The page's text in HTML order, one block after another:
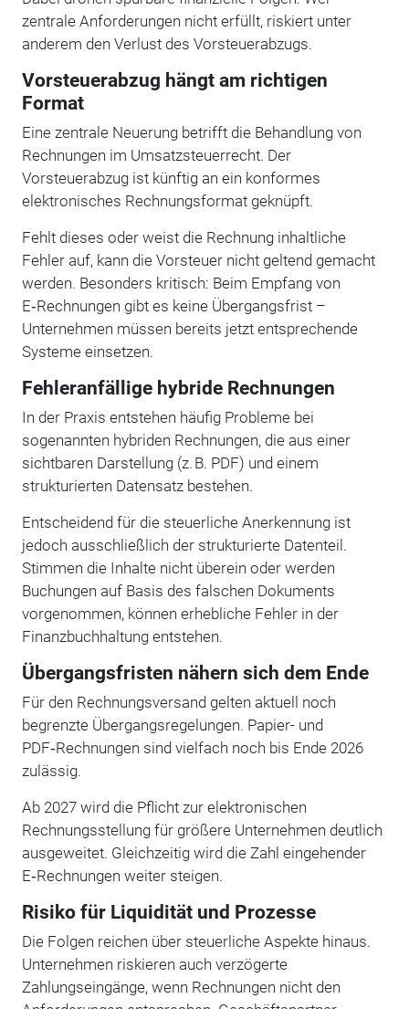
zentrale Anforderungen nicht erfüllt, riskiert unter
anderem den Verlust des Vorsteuerabzugs.
Vorsteuerabzug hängt am richtigen
Format
Eine zentrale Neuerung betrifft die Behandlung von
Rechnungen im Umsatzsteuerrecht. Der
Vorsteuerabzug ist künftig an ein konformes
elektronisches Rechnungsformat geknüpft.
Fehlt dieses oder weist die Rechnung inhaltliche
Fehler auf, kann die Vorsteuer nicht geltend gemacht
werden. Besonders kritisch: Beim Empfang von
E‑Rechnungen gibt es keine Übergangsfrist –
Unternehmen müssen bereits jetzt entsprechende
Systeme einsetzen.
Fehleranfällige hybride Rechnungen
In der Praxis entstehen häufig Probleme bei
sogenannten hybriden Rechnungen, die aus einer
sichtbaren Darstellung (z. B. PDF) und einem
strukturierten Datensatz bestehen.
Entscheidend für die steuerliche Anerkennung ist
jedoch ausschließlich der strukturierte Datenteil.
Stimmen die Inhalte nicht überein oder werden
Buchungen auf Basis des falschen Dokuments
vorgenommen, können erhebliche Fehler in der
Finanzbuchhaltung entstehen.
Übergangsfristen nähern sich dem Ende
Für den Rechnungsversand gelten aktuell noch
begrenzte Übergangsregelungen. Papier- und
PDF‑Rechnungen sind vielfach noch bis Ende 2026
zulässig.
Ab 2027 wird die Pflicht zur elektronischen
Rechnungsstellung für größere Unternehmen deutlich
ausgeweitet. Gleichzeitig wird die Zahl eingehender
E‑Rechnungen weiter steigen.
Risiko für Liquidität und Prozesse
Die Folgen reichen über steuerliche Aspekte hinaus.
Unternehmen riskieren auch verzögerte
Zahlungseingänge, wenn Rechnungen nicht den